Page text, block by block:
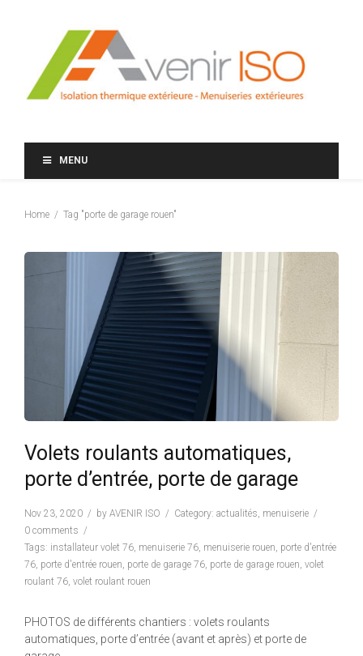
MENU
Home Tag "porte de garage rouen"
Volets roulants automatiques,
porte d’entrée, porte de garage
Nov 23, 2020 by AVENIR ISO Category: actualités, menuiserie
0 comments
Tags: installateur volet 76, menuiserie 76, menuiserie rouen, porte d'entrée
76, porte d'entrée rouen, porte de garage 76, porte de garage rouen, volet
roulant 76, volet roulant rouen
PHOTOS de différents chantiers : volets roulants
automatiques, porte d’entrée (avant et après) et porte de